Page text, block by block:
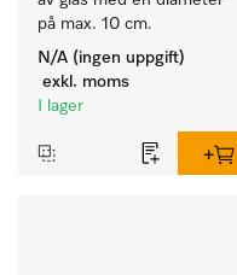
på max. 10 cm.
N/A (ingen uppgift)
exkl. moms
I lager